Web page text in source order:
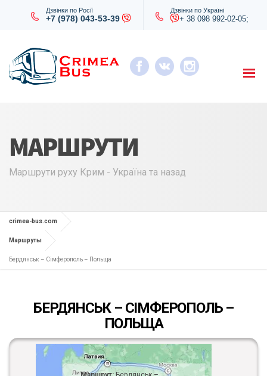
Дзвінки по Росії
+7 (978) 043-53-39
Дзвінки по Україні
+ 38 098 992-02-05;
МАРШРУТИ
Маршрути руху Крим - Україна та назад
crimea-bus.com
Маршруты
Бердянськ – Сімферополь – Польща
БЕРДЯНСЬК – СІМФЕРОПОЛЬ –
ПОЛЬЩА